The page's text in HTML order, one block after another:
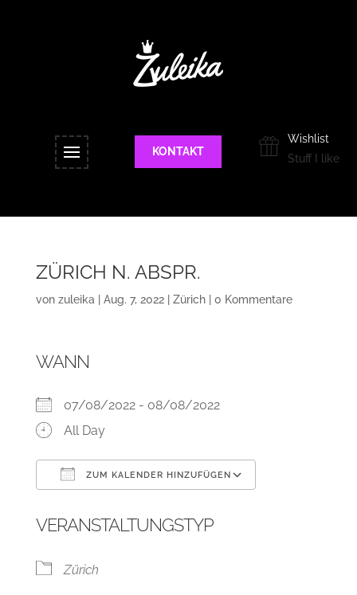
KONTAKT
Wishlist
Stuff I like
ZÜRICH N. ABSPR.
von zuleika Aug. 7, 2022| Zürich| 0 Kommentare
WANN
07/08/2022 - 08/08/2022
All Day
ZUM KALENDER HINZUFÜGEN
VERANSTALTUNGSTYP
Zürich